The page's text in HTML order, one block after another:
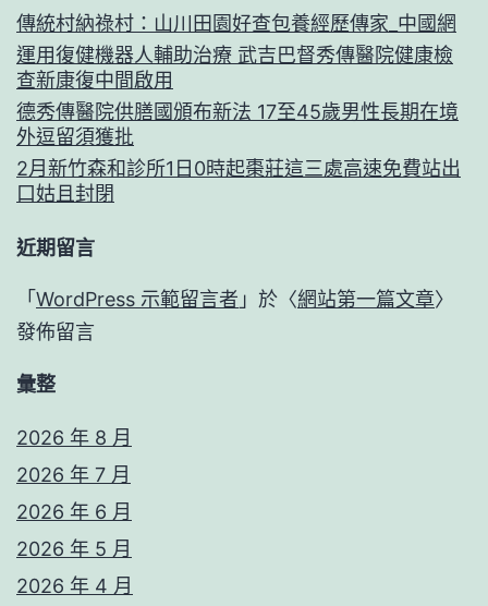
傳統村納祿村：山川田園好查包養經歷傳家_中國網
運用復健機器人輔助治療 武吉巴督秀傳醫院健康檢
查新康復中間啟用
德秀傳醫院供膳國頒布新法 17至45歲男性長期在境
外逗留須獲批
2月新竹森和診所1日0時起棗莊這三處高速免費站出
口姑且封閉
近期留言
「 WordPress 示範留言者 」於〈網站第一篇文章〉
發佈留言
彙整
2026 年 8 月
2026 年 7 月
2026 年 6 月
2026 年 5 月
2026 年 4 月